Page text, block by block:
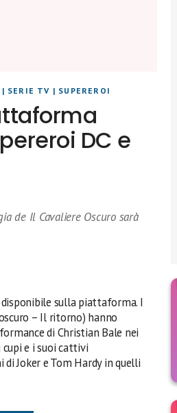
| SERIE TV | SUPEREROI
DC e
de Il Cavaliere Oscuro sarà
sulla piattaforma. I
– Il ritorno) hanno
di Christian Bale nei
e i suoi cattivi
Joker e Tom Hardy in quelli